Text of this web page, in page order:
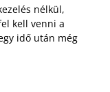
nélkül,
kell venni a
idő után még